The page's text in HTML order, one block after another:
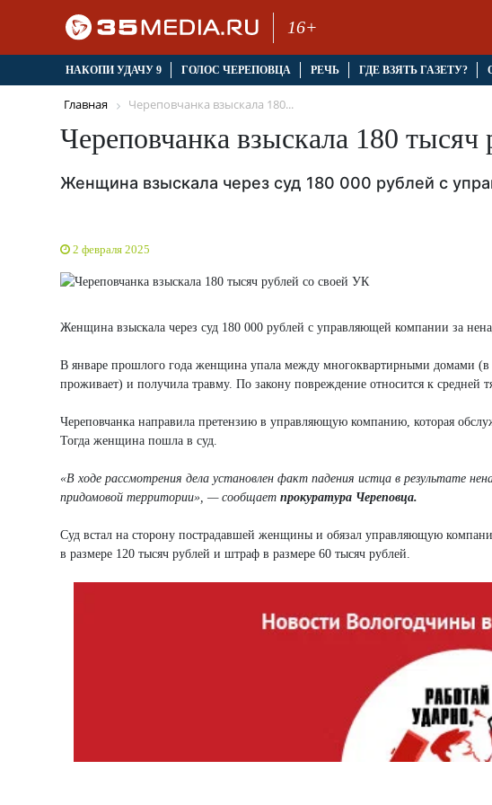
16+
НАКОПИ УДАЧУ 9 ГОЛОС ЧЕРЕПОВЦА РЕЧЬ ГДЕ ВЗЯТЬ ГАЗЕТУ?
Главная Череповчанка взыскала 180...
Череповчанка взыскала 180
Женщина взыскала через суд 180 000 рублей с
2 февраля 2025
Женщина взыскала через суд 180 000 рублей с управляющей компании за
В январе прошлого года женщина упала между многоквартирными домами (в
проживает) и получила травму. По закону повреждение относится к средней
Череповчанка направила претензию в управляющую компанию, которая
Тогда женщина пошла в суд.
«В ходе рассмотрения дела установлен факт падения истца в результате
придомовой территории», — сообщает прокуратура Череповца.
Суд встал на сторону пострадавшей женщины и обязал управляющую
в размере 120 тысяч рублей и штраф в размере 60 тысяч рублей.